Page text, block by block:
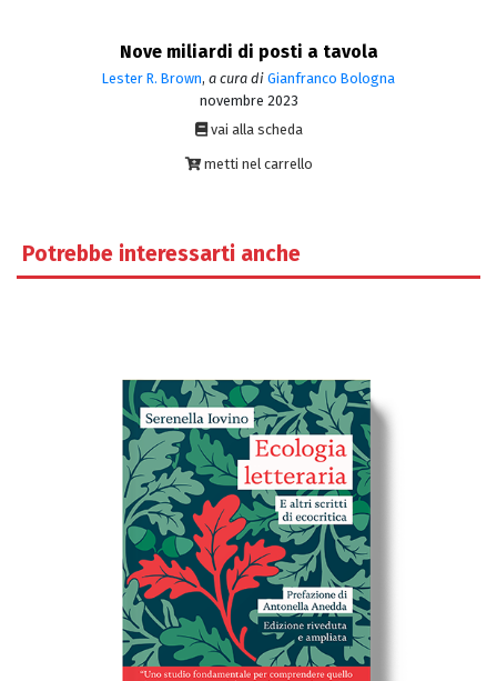
Nove miliardi di posti a tavola
Lester R. Brown, a cura di Gianfranco Bologna
novembre 2023
vai alla scheda
metti nel carrello
Potrebbe interessarti anche